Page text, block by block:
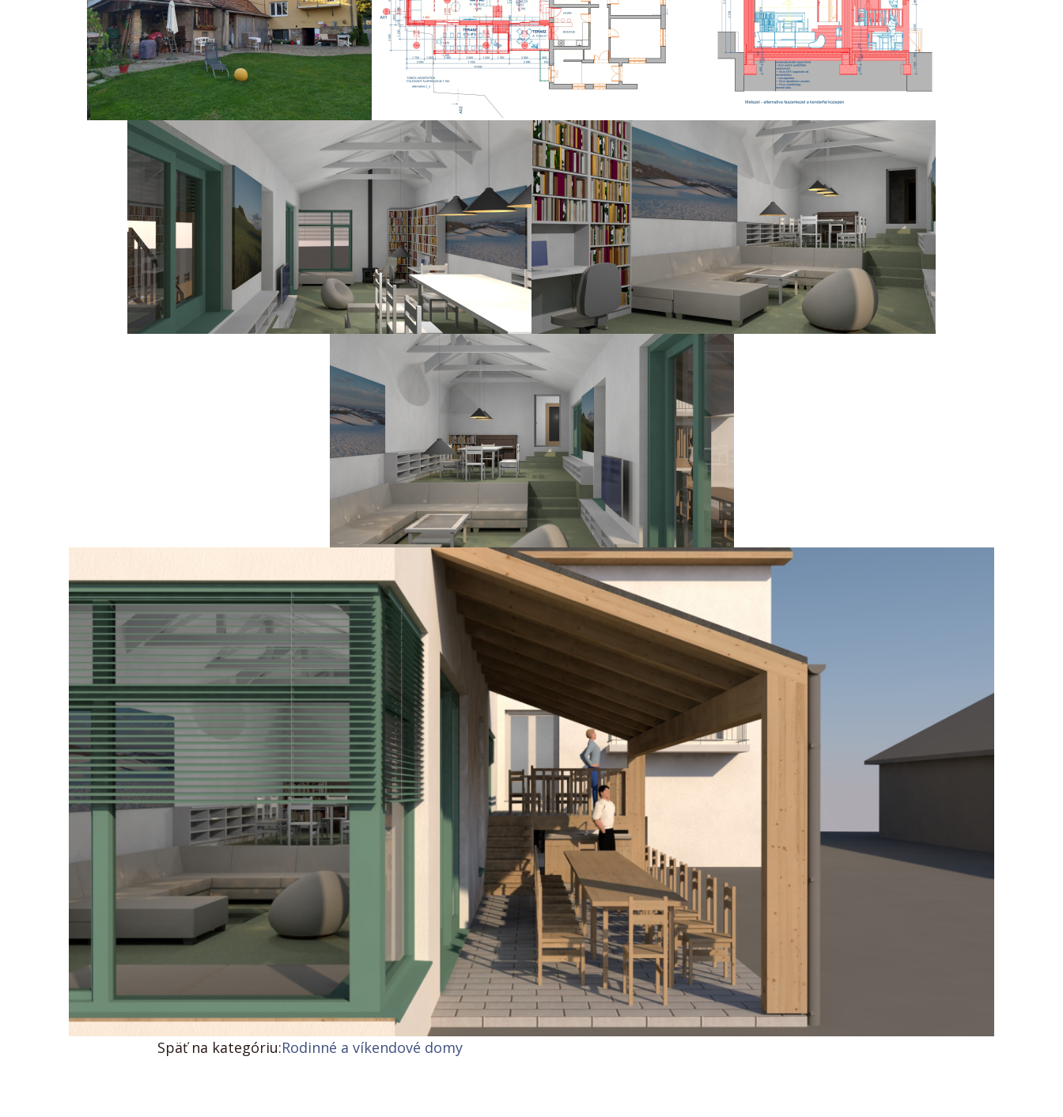
falakkal és az antracit színű pléhtetővel és csatornázással.
A vírus okozta radikális áremelkedés egyenlőre fékezi a beruházás megvalósítását, de reméjük, hogy ez a kedves
projekt egyszer mégis megépül, hiszen olyan gondosan és szerettel terveztük a kliensekkel együtt gondolkodva.
Späť na kategóriu:Rodinné a víkendové domy